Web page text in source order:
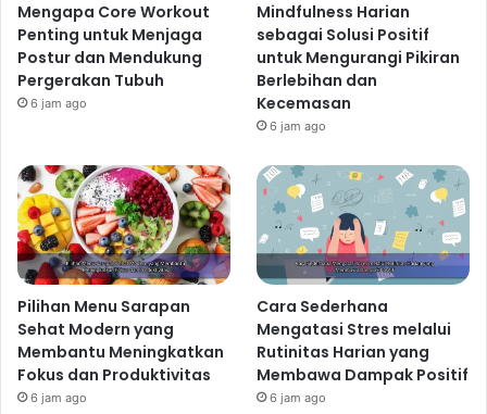
Mengapa Core Workout
Penting untuk Menjaga
Postur dan Mendukung
Pergerakan Tubuh
6 jam ago
Mindfulness Harian
sebagai Solusi Positif
untuk Mengurangi Pikiran
Berlebihan dan
Kecemasan
6 jam ago
Pilihan Menu Sarapan
Sehat Modern yang
Membantu Meningkatkan
Fokus dan Produktivitas
6 jam ago
Cara Sederhana
Mengatasi Stres melalui
Rutinitas Harian yang
Membawa Dampak Positif
6 jam ago